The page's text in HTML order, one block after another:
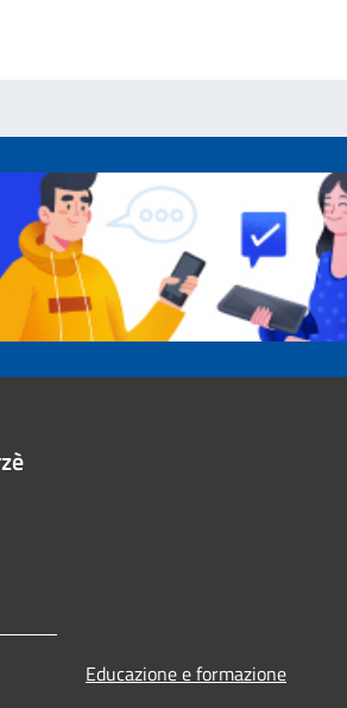
Educazione e formazione